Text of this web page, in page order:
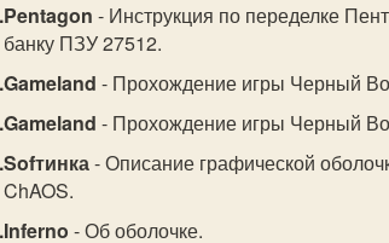
Pentagon - Инструкция по переделке
банку ПЗУ 27512.
Gameland - Прохождение игры Черный
Gameland - Прохождение игры Черный
Sofтинка- Описание графической
ChAOS.
Inferno - Об оболочке.